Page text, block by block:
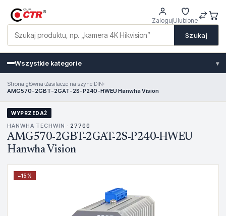
Szukaj
ZalogujUlubione
Wszystkie kategorie ▾
Strona główna›Zasilacze na szyne DIN›
AMG570-2GBT-2GAT-2S-P240-HWEU Hanwha Vision
WYPRZEDAŻ
HANWHA TECHWIN · 27700
AMG570-2GBT-2GAT-2S-P240-HWEU
Hanwha Vision
−15%